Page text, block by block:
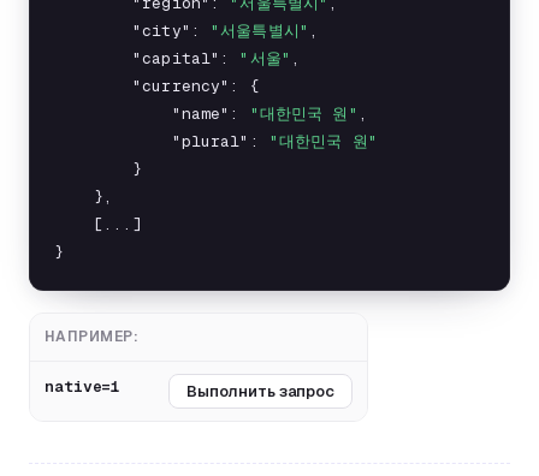
        "city":
"서울특별시" ,
        "capital":
"서울" ,
        "currency": {
            "name":
"대한민국 원" ,
            "plural":
"대한민국 원"
        }
    },
    [...]
}
НАПРИМЕР:
native=1 Выполнить запрос